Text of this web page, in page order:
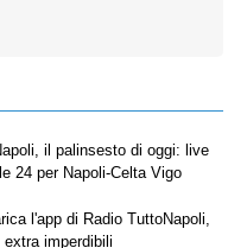
il palinsesto di oggi: live
24 per Napoli-Celta Vigo
l'app di Radio TuttoNapoli,
imperdibili